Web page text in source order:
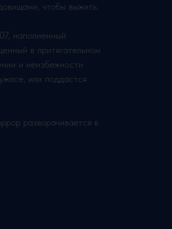
чтобы выжить.
наполненный
в притягательном
и неизбежности
или поддастся
разворачивается в